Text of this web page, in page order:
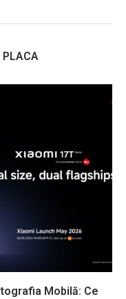
PLACA
Mobilă: Ce